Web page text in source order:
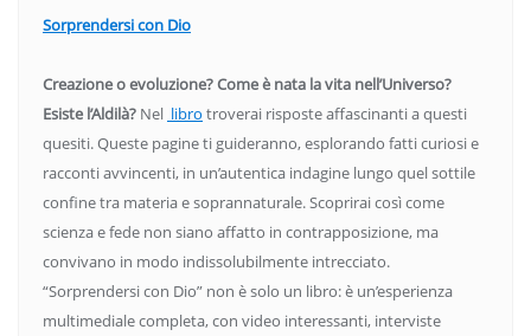
Sorprendersi con Dio
Creazione o evoluzione? Come è nata la vita nell’Universo?
Esiste l’Aldilà? Nel libro troverai risposte affascinanti a questi
quesiti. Queste pagine ti guideranno, esplorando fatti curiosi e
racconti avvincenti, in un’autentica indagine lungo quel sottile
confine tra materia e soprannaturale. Scoprirai così come
scienza e fede non siano affatto in contrapposizione, ma
convivano in modo indissolubilmente intrecciato.
“Sorprendersi con Dio” non è solo un libro: è un’esperienza
multimediale completa, con video interessanti, interviste